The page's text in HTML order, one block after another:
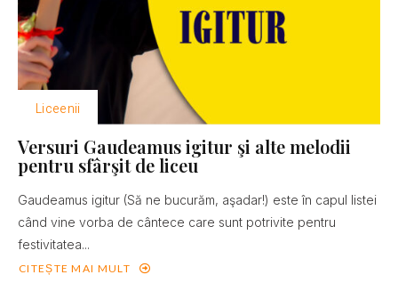
Liceenii
Versuri Gaudeamus igitur şi alte melodii
pentru sfârşit de liceu
Gaudeamus igitur (Să ne bucurăm, aşadar!) este în capul listei
când vine vorba de cântece care sunt potrivite pentru
festivitatea...
CITEȘTE MAI MULT